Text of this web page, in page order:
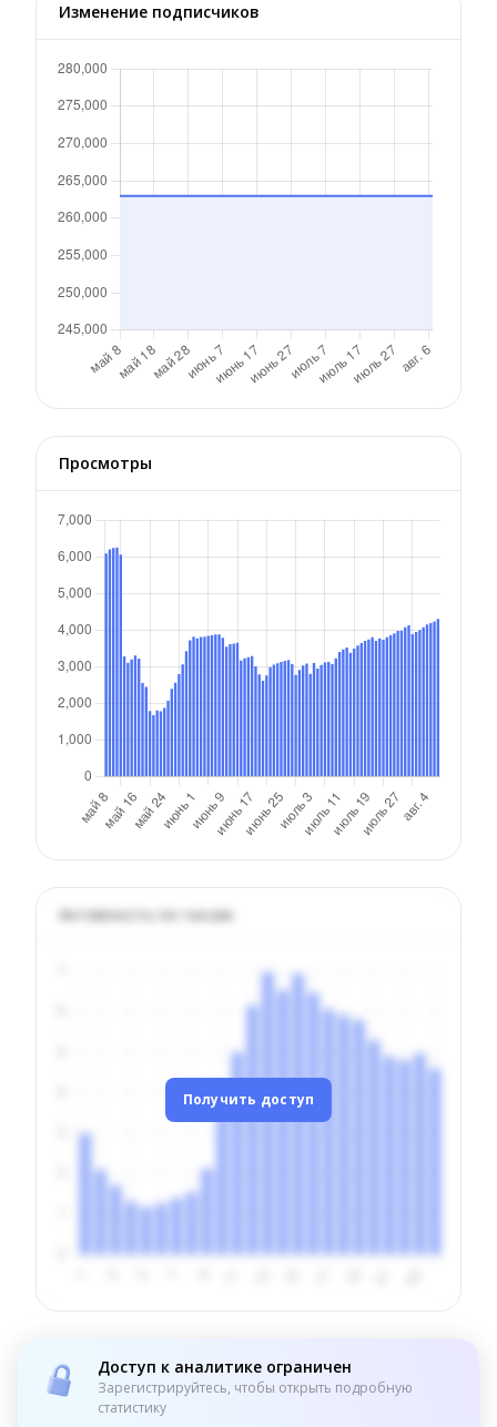
Изменение подписчиков
Просмотры
Активность по часам
Получить доступ
Доступ к аналитике ограничен
Зарегистрируйтесь, чтобы открыть подробную
статистику